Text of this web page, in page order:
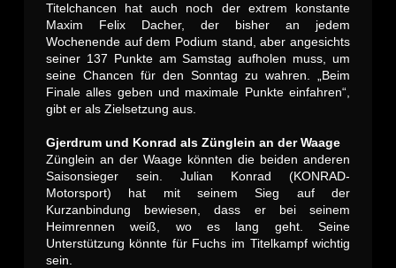
Titelchancen hat auch noch der extrem konstante
Maxim Felix Dacher, der bisher an jedem
Wochenende auf dem Podium stand, aber angesichts
seiner 137 Punkte am Samstag aufholen muss, um
seine Chancen für den Sonntag zu wahren.„Beim
Finale alles geben und maximale Punkte einfahren“,
gibt er als Zielsetzung aus.
Gjerdrum und Konrad als Zünglein an der Waage
Zünglein an der Waage könnten die beiden anderen
Saisonsieger sein. Julian Konrad (KONRAD-
Motorsport) hat mit seinem Sieg auf der
Kurzanbindung bewiesen, dass er bei seinem
Heimrennen weiß, wo es lang geht. Seine
Unterstützung könnte für Fuchs im Titelkampf wichtig
sein.